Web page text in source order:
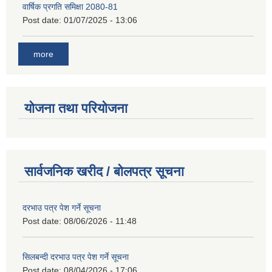
वार्षिक प्रगति समिक्षा 2080-81
Post date: 01/07/2025 - 13:06
more
योजना तथा परियोजना
सार्वजनिक खरीद / बोलपत्र सूचना
दरभाउ पत्र पेश गर्ने सूचना
Post date: 08/06/2026 - 11:48
सिलबन्दी दरभाउ पत्र पेश गर्ने सूचना